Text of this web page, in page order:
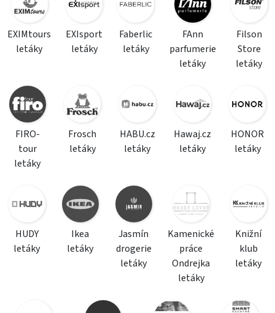
EXIMtours
letáky
EXIsport
letáky
Faberlic
letáky
FAnn
parfumerie
letáky
Filson
Store
letáky
FIRO-
tour
letáky
Frosch
letáky
HABU.cz
letáky
Hawaj.cz
letáky
HONOR
letáky
HUDY
letáky
Ikea
letáky
Jasmín
drogerie
letáky
Kamenické
práce
Ondrejka
letáky
Knižní
klub
letáky